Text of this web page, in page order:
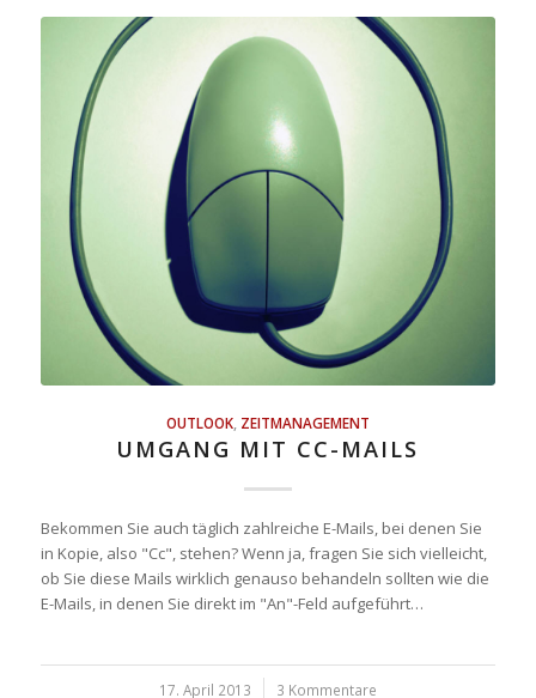
OUTLOOK, ZEITMANAGEMENT
UMGANG MIT CC-MAILS
Bekommen Sie auch täglich zahlreiche E-Mails, bei denen Sie
in Kopie, also "Cc", stehen? Wenn ja, fragen Sie sich vielleicht,
ob Sie diese Mails wirklich genauso behandeln sollten wie die
E-Mails, in denen Sie direkt im "An"-Feld aufgeführt…
17. April 2013
/ 3 Kommentare